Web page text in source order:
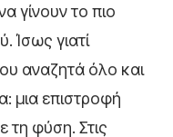
γίνουν το πιο
Ίσως γιατί
αναζητά όλο και
μια επιστροφή
τη φύση. Στις